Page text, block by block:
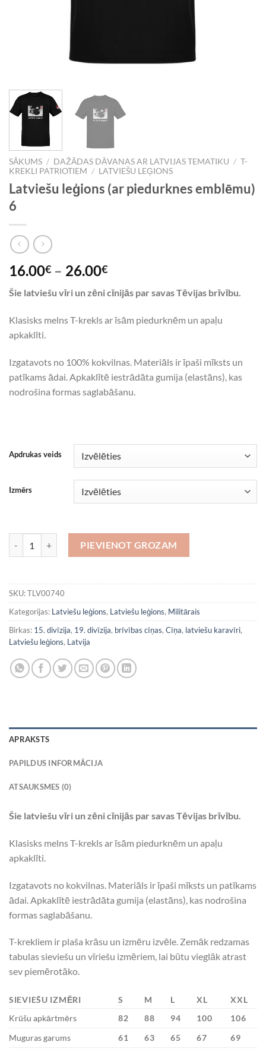
SĀKUMS / DAŽĀDAS DĀVANAS AR LATVIJAS TEMATIKU / T-
KREKLI PATRIOTIEM / LATVIEŠU LEĢIONS
Latviešu leģions (ar piedurknes emblēmu)
6
16.00€ – 26.00€
Šie latviešu vīri un zēni cīnijās par savas Tēvijas brīvību.
Klasisks melns T-krekls ar īsām piedurknēm un apaļu
apkaklīti.
Izgatavots no 100% kokvilnas. Materiāls ir īpaši mīksts un
patīkams ādai. Apkaklītē iestrādāta gumija (elastāns), kas
nodrošina formas saglabāšanu.
Apdrukas veids
Izmērs
PIEVIENOT GROZAM
SKU:TLV00740
Kategorijas: Latviešu leģions, Latviešu leģions, Militārais
Birkas: 15. divīzija, 19. divīzija, brīvības cīņas, Cīņa, latviešu karavīri,
Latviešu leģions, Latvija
APRAKSTS
PAPILDUS INFORMĀCIJA
ATSAUKSMES (0)
Šie latviešu vīri un zēni cīnijās par savas Tēvijas brīvību.
Klasisks melns T-krekls ar īsām piedurknēm un apaļu
apkaklīti.
Izgatavots no kokvilnas. Materiāls ir īpaši mīksts un patīkams
ādai. Apkaklītē iestrādāta gumija (elastāns), kas nodrošina
formas saglabāšanu.
T-krekliem ir plaša krāsu un izmēru izvēle. Zemāk redzamas
tabulas sieviešu un vīriešu izmēriem, lai būtu vieglāk atrast
sev piemērotāko.
SIEVIEŠU IZMĒRI S M L XL
XXL
Krūšu apkārtmērs
82 88 94 100
106
Muguras garums
61 63 65 67 69